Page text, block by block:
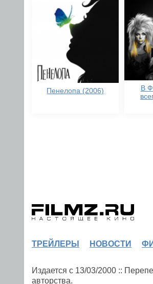
Пенелопа (2006)
В
ТРЕЙЛЕРЫ НОВОСТИ
Издается с 13/03/2000 ::
авторства.